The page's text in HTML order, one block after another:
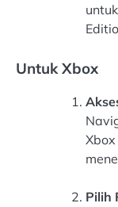
Untuk Xbox
Pilih